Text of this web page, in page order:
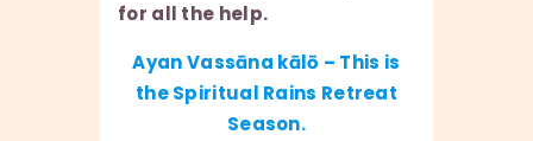
for all the help.
Ayan Vassāna kālō – This is
the Spiritual Rains Retreat
Season.